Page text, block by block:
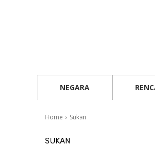
NEGARA
Home Sukan
SUKAN